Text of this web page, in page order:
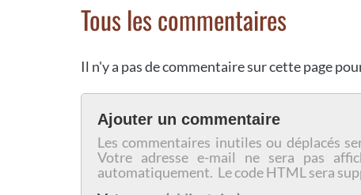
Tous les commentaires
Il n'y a pas de commentaire sur cette page
Ajouter un commentaire
Les commentaires inutiles ou déplacés
Votre adresse e-mail ne sera pas
automatiquement. Le code HTML sera